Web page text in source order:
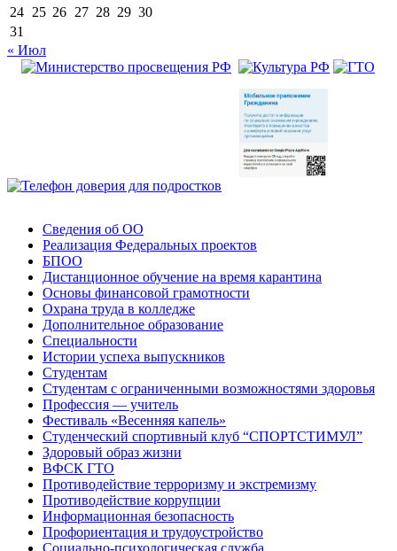
24 25 26 27 28 29 30
31
« Июл
Сведения об ОО
Реализация Федеральных проектов
БПОО
Дистанционное обучение на время карантина
Основы финансовой грамотности
Охрана труда в колледже
Дополнительное образование
Специальности
Истории успеха выпускников
Студентам
Студентам с ограниченными возможностями здоровья
Профессия — учитель
Фестиваль «Весенняя капель»
Студенческий спортивный клуб “СПОРТСТИМУЛ”
Здоровый образ жизни
ВФСК ГТО
Противодействие терроризму и экстремизму
Противодействие коррупции
Информационная безопасность
Профориентация и трудоустройство
Социально-психологическая служба